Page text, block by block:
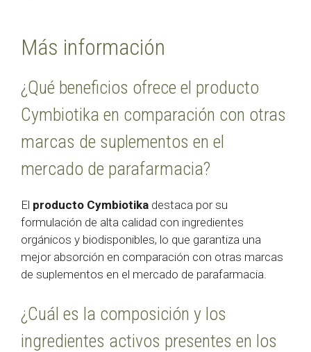
Más información
¿Qué beneficios ofrece el producto
Cymbiotika en comparación con otras
marcas de suplementos en el
mercado de parafarmacia?
El producto Cymbiotika destaca por su
formulación de alta calidad con ingredientes
orgánicos y biodisponibles, lo que garantiza una
mejor absorción en comparación con otras marcas
de suplementos en el mercado de parafarmacia.
¿Cuál es la composición y los
ingredientes activos presentes en los